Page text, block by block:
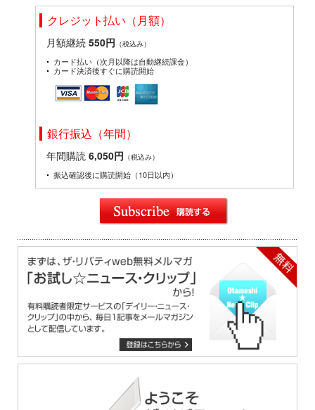
クレジット払い（月額）
月額継続 550円 （税込み）
カード払い（次月以降は自動継続課金）
カード決済後すぐに購読開始
銀行振込（年間）
年間購読 6,050円 （税込み）
振込確認後に購読開始（10日以内）